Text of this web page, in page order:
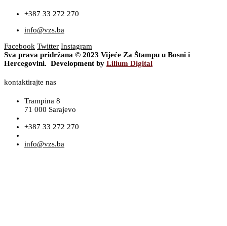
+387 33 272 270
info@vzs.ba
Facebook Twitter Instagram
Sva prava pridržana © 2023 Vijeće Za Štampu u Bosni i
Hercegovini. Development by Lilium Digital
kontaktirajte nas
Trampina 8
71 000 Sarajevo
+387 33 272 270
info@vzs.ba